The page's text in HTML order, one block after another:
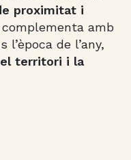
proximitat i
amb
de l’any,
territori i la